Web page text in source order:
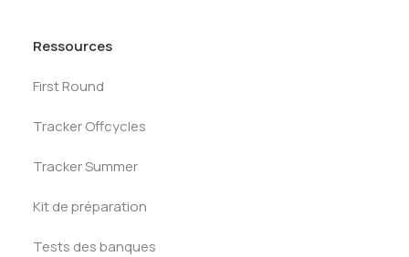
Ressources
First Round
Tracker Offcycles
Tracker Summer
Kit de préparation
Tests des banques